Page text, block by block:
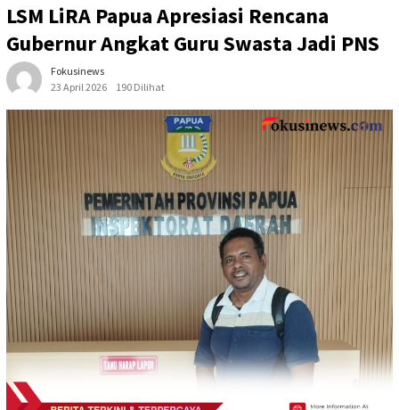
LSM LiRA Papua Apresiasi Rencana
Gubernur Angkat Guru Swasta Jadi PNS
Fokusinews
23 April 2026
190 Dilihat